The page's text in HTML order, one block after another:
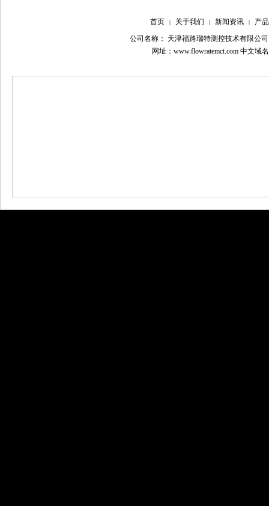
首页 | 关于我们 | 新闻资讯 |
产
公司名称： 天津福路瑞特测控技术有限公
网址：www.flowratemct.com 中文域